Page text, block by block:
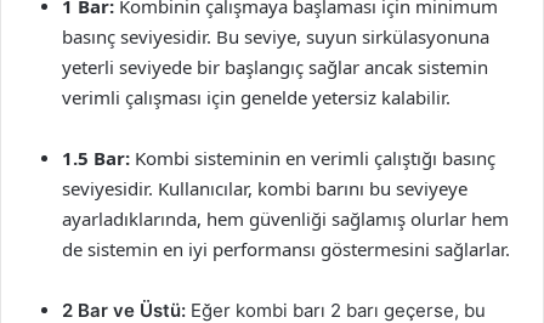
1 Bar: Kombinin çalışmaya başlaması için minimum
basınç seviyesidir. Bu seviye, suyun sirkülasyonuna
yeterli seviyede bir başlangıç sağlar ancak sistemin
verimli çalışması için genelde yetersiz kalabilir.
1.5 Bar: Kombi sisteminin en verimli çalıştığı basınç
seviyesidir. Kullanıcılar, kombi barını bu seviyeye
ayarladıklarında, hem güvenliği sağlamış olurlar hem
de sistemin en iyi performansı göstermesini sağlarlar.
2 Bar ve Üstü: Eğer kombi barı 2 barı geçerse, bu